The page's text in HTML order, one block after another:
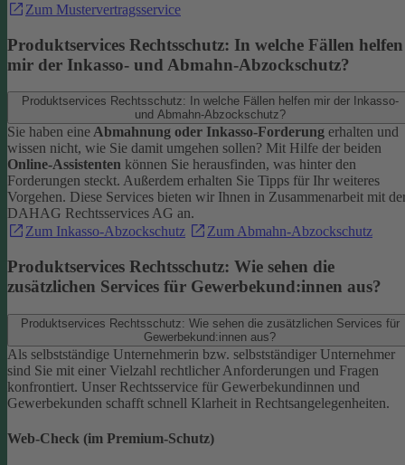
Zum Mustervertragsservice
Produktservices Rechtsschutz: In welche Fällen helfen
mir der Inkasso- und Abmahn-Abzockschutz?
Produktservices Rechtsschutz: In welche Fällen helfen mir der Inkasso-
und Abmahn-Abzockschutz?
Sie haben eineAbmahnung oder Inkasso-Forderung erhalten und
wissen nicht, wie Sie damit umgehen sollen? Mit Hilfe der beiden
Online-Assistenten können Sie herausfinden, was hinter den
Forderungen steckt. Außerdem erhalten Sie Tipps für Ihr weiteres
Vorgehen. Diese Services bieten wir Ihnen in Zusammenarbeit mit
DAHAG Rechtsservices AG an.
Zum Inkasso-Abzockschutz
Zum Abmahn-Abzockschutz
Produktservices Rechtsschutz: Wie sehen die
zusätzlichen Services für Gewerbekund:innen aus?
Produktservices Rechtsschutz: Wie sehen die zusätzlichen Services für
Gewerbekund:innen aus?
Als selbstständige Unternehmerin bzw. selbstständiger Unternehmer
sind Sie mit einer Vielzahl rechtlicher Anforderungen und Fragen
konfrontiert. Unser Rechtsservice für Gewerbekundinnen und
Gewerbekunden schafft schnell Klarheit in Rechtsangelegenheiten.
Web-Check (im Premium-Schutz)